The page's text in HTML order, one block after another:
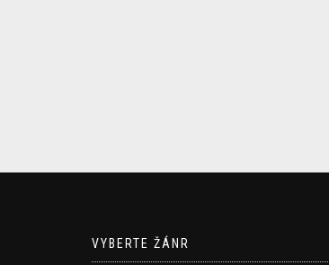
VYBERTE ŽÁNR